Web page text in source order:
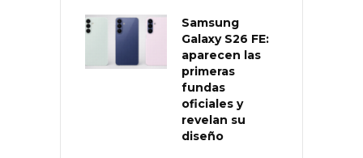
Samsung
Galaxy S26 FE:
aparecen las
primeras
fundas
oficiales y
revelan su
diseño